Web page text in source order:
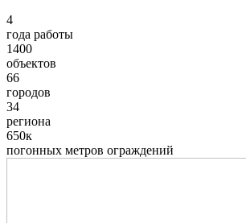
4
года работы
1400
объектов
66
городов
34
региона
650к
погонных метров ограждений